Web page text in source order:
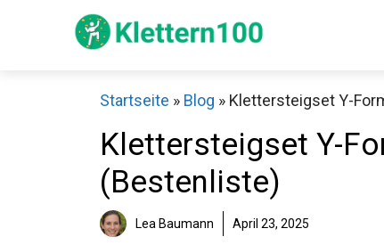
Startseite » Blog » Klettersteigset Y-
Klettersteigset Y-
(Bestenliste)
Lea Baumann April 23, 2025